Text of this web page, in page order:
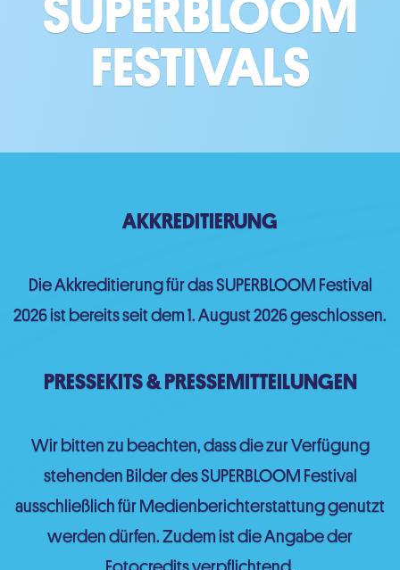
SUPERBLOOM
FESTIVALS
AKKREDITIERUNG
Die Akkreditierung für das SUPERBLOOM Festival
2026 ist bereits seit dem 1. August 2026 geschlossen.
PRESSEKITS & PRESSEMITTEILUNGEN
Wir bitten zu beachten, dass die zur Verfügung
stehenden Bilder des SUPERBLOOM Festival
ausschließlich für Medienberichterstattung genutzt
werden dürfen. Zudem ist die Angabe der